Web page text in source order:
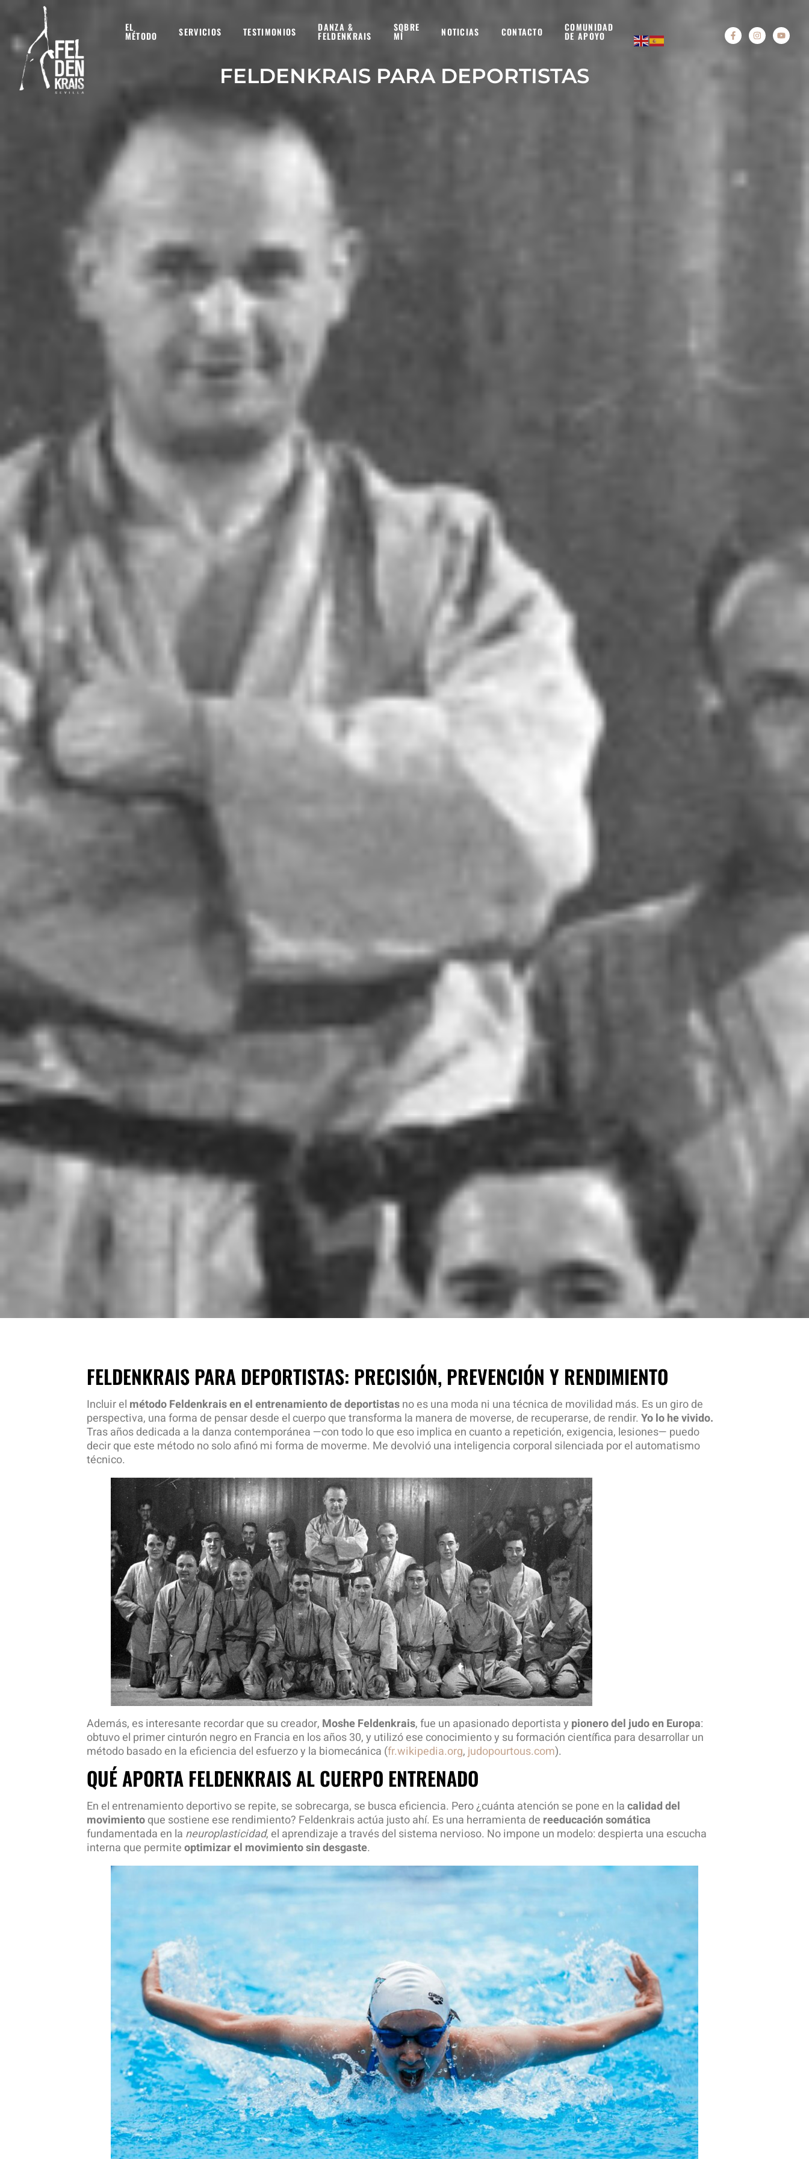
EL
MÉTODO SERVICIOS TESTIMONIOS DANZA &
FELDENKRAIS
SOBRE
MÍ NOTICIAS CONTACTO COMUNIDAD
DE APOYO
FELDENKRAIS PARA DEPORTISTAS
FELDENKRAIS PARA DEPORTISTAS: PRECISIÓN, PREVENCIÓN Y RENDIMIENTO
Incluir el método Feldenkrais en el entrenamiento de deportistasno es una moda ni una técnica de movilidad más. Es un giro de
perspectiva, una forma de pensar desde el cuerpo que transforma la manera de moverse, de recuperarse, de rendir.Yo lo he vivido.
Tras años dedicada a la danza contemporánea —con todo lo que eso implica en cuanto a repetición, exigencia, lesiones— puedo
decir que este método no solo afinó mi forma de moverme. Me devolvió una inteligencia corporal silenciada por el automatismo
técnico.
Además, es interesante recordar que su creador, Moshe Feldenkrais, fue un apasionado deportista y pionero del judo en Europa:
obtuvo el primer cinturón negro en Francia en los años 30, y utilizó ese conocimiento y su formación científica para desarrollar un
método basado en la eficiencia del esfuerzo y la biomecánica (fr.wikipedia.org, judopourtous.com).
QUÉ APORTA FELDENKRAIS AL CUERPO ENTRENADO
En el entrenamiento deportivo se repite, se sobrecarga, se busca eficiencia. Pero ¿cuánta atención se pone en lacalidad del
movimientoque sostiene ese rendimiento? Feldenkrais actúa justo ahí. Es una herramienta de reeducación somática
fundamentada en la neuroplasticidad, el aprendizaje a través del sistema nervioso. No impone un modelo: despierta una escucha
interna que permiteoptimizar el movimiento sin desgaste.